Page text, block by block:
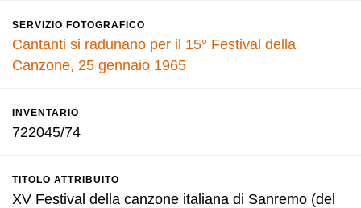
SERVIZIO FOTOGRAFICO
Cantanti si radunano per il 15° Festival della
Canzone, 25 gennaio 1965
INVENTARIO
722045/74
TITOLO ATTRIBUITO
XV Festival della canzone italiana di Sanremo (del